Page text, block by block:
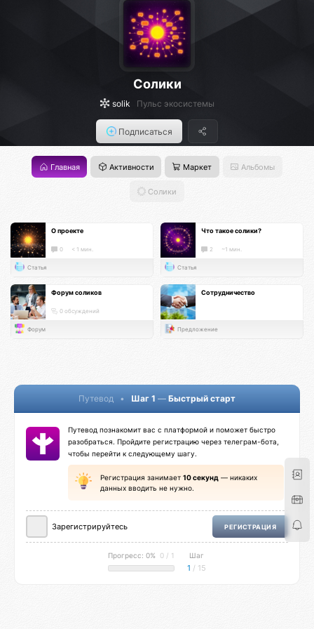
Солики
solik Пульс экосистемы
Подписаться
Главная Активности Маркет Альбомы
Солики
О проекте
0 < 1 мин.
Статья
Что такое солики?
2 ~1 мин.
Статья
Форум соликов
0 обсуждений
Форум
Сотрудничество
Предложение
Путевод • Шаг 1 — Быстрый старт
Путевод познакомит вас с платформой и поможет быстро
разобраться. Пройдите регистрацию через телеграм-бота,
чтобы перейти к следующему шагу.
Регистрация занимает 10 секунд — никаких
данных вводить не нужно.
Зарегистрируйтесь РЕГИСТРАЦИЯ
Прогресс: 0% 0 / 1 Шаг
1 / 15